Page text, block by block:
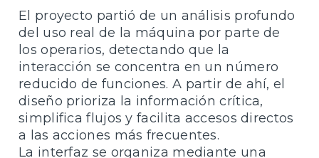
El proyecto partió de un análisis profundo
del uso real de la máquina por parte de
los operarios, detectando que la
interacción se concentra en un número
reducido de funciones. A partir de ahí, el
diseño prioriza la información crítica,
simplifica flujos y facilita accesos directos
a las acciones más frecuentes.
La interfaz se organiza mediante una